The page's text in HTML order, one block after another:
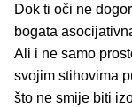
Dok ti oči ne
bogata
Ali i ne samo
svojim stihovima
što ne smije biti